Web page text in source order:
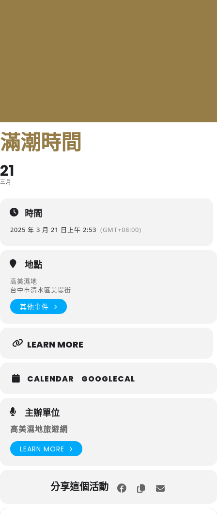
滿潮時間
21
三月
時間
2025 年 3 月 21 日 上午 2:53 (GMT+08:00)
地點
高美濕地
台中市清水區美堤街
其他事件
LEARN MORE
CALENDAR GOOGLECAL
主辦單位
高美濕地旅遊網
LEARN MORE
分享這個活動